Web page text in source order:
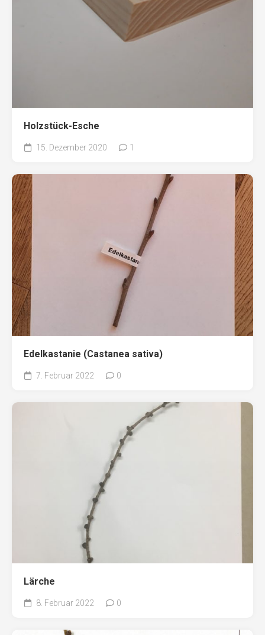
Holzstück-Esche
15. Dezember 2020 1
Edelkastanie (Castanea sativa)
7. Februar 2022 0
Lärche
8. Februar 2022 0